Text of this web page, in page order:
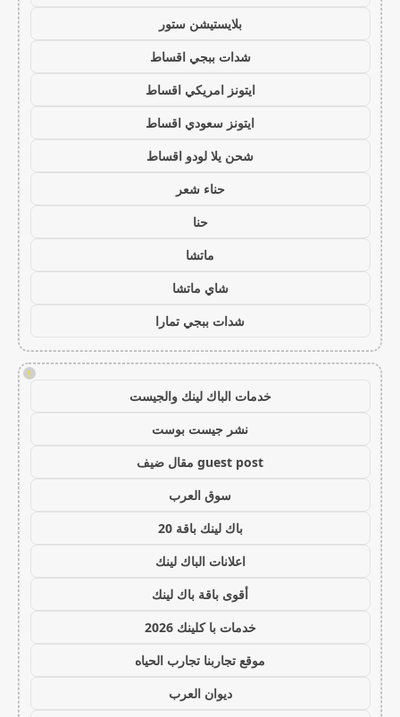
بلايستيشن ستور
شدات ببجي اقساط
ايتونز امريكي اقساط
ايتونز سعودي اقساط
شحن يلا لودو اقساط
حناء شعر
حنا
ماتشا
شاي ماتشا
شدات ببجي تمارا
!
خدمات الباك لينك والجيست
نشر جيست بوست
guest post مقال ضيف
سوق العرب
باك لينك باقة 20
اعلانات الباك لينك
أقوى باقة باك لينك
خدمات با كلينك 2026
موقع تجاربنا تجارب الحياه
ديوان العرب